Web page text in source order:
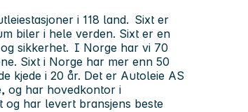
i 118 land. Sixt er
biler i hele verden. Sixt er en
sikkerhet. I Norge har vi 70
Sixt i Norge har mer enn 50
kjede i 20 år. Det er Autoleie AS
og har hovedkontor i
og har levert bransjens beste